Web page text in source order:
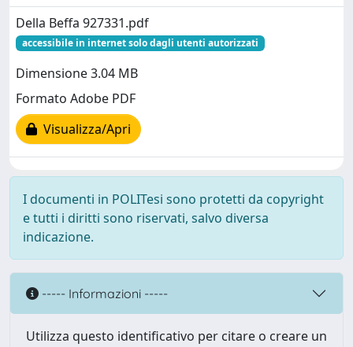
Della Beffa 927331.pdf
accessibile in internet solo dagli utenti autorizzati
Dimensione 3.04 MB
Formato Adobe PDF
Visualizza/Apri
I documenti in POLITesi sono protetti da copyright
e tutti i diritti sono riservati, salvo diversa
indicazione.
----- Informazioni -----
Utilizza questo identificativo per citare o creare un